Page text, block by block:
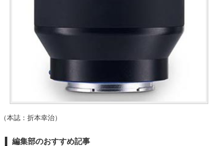
（本誌：折本幸治）
編集部のおすすめ記事